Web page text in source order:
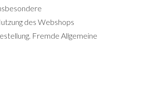
des Webshops
Fremde Allgemeine